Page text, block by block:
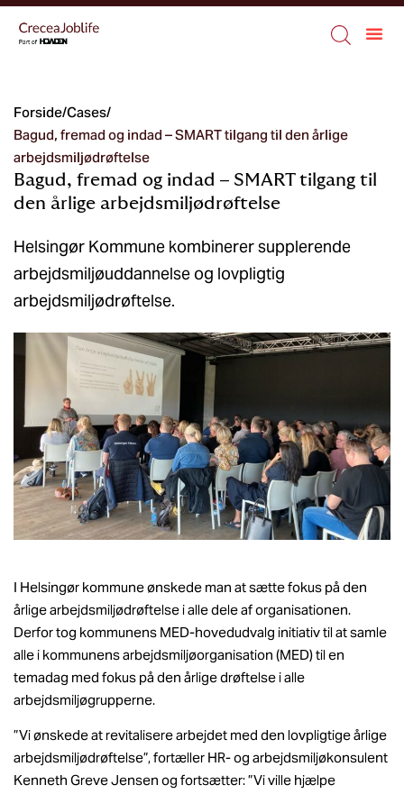
Forside/Cases/
Bagud, fremad og indad – SMART tilgang til den årlige
arbejdsmiljødrøftelse
Bagud, fremad og indad – SMART tilgang til
den årlige arbejdsmiljødrøftelse
Helsingør Kommune kombinerer supplerende
arbejdsmiljøuddannelse og lovpligtig
arbejdsmiljødrøftelse.
I Helsingør kommune ønskede man at sætte fokus på den
årlige arbejdsmiljødrøftelse i alle dele af organisationen.
Derfor tog kommunens MED-hovedudvalg initiativ til at samle
alle i kommunens arbejdsmiljøorganisation (MED) til en
temadag med fokus på den årlige drøftelse i alle
arbejdsmiljøgrupperne.
”Vi ønskede at revitalisere arbejdet med den lovpligtige årlige
arbejdsmiljødrøftelse”, fortæller HR- og arbejdsmiljøkonsulent
Kenneth Greve Jensen og fortsætter: ”Vi ville hjælpe